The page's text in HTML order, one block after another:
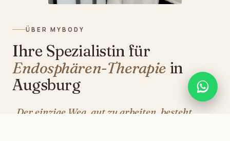
ÜBER MYBODY
Ihre Spezialistin für
Endosphären-Therapie in
Augsburg
„Der einzige Weg, gut zu arbeiten, besteht